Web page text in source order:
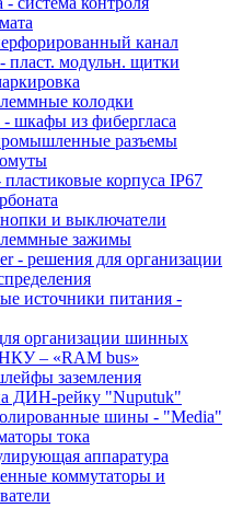
канал
пласт. модульн. щитки
колодки
шкафы из фибергласа
разъемы
корпуса IP67
и выключатели
зажимы
- решения для организации
источники питания -
организации шинных
НКУ – «RAM bus»
заземления
ДИН-рейку "Nuputuk"
шины - "Media"
тока
аппаратура
коммутаторы и